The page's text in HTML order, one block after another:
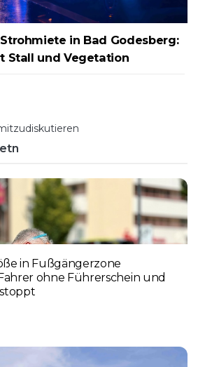
in Bad Godesberg:
Stall und Vegetation
in Fußgängerzone
ohne Führerschein und